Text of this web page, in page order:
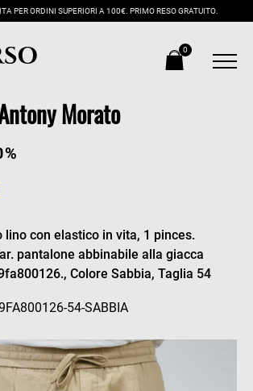
PER ORDINI SUPERIORI A 100€. PRIMO RESO GRATUITO.
0
Morato
lino con elastico in vita, 1 pinces.
pantalone abbinabile alla giacca
Colore Sabbia, Taglia 54
54-SABBIA